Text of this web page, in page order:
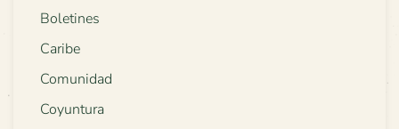
Boletines
Caribe
Comunidad
Coyuntura